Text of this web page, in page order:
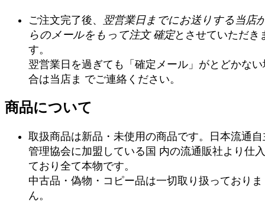
ご注文完了後、
翌営業日までにお送りする当店
らのメールをもって注文 確定とさせていただき
す。
翌営業日を過ぎても「確定メール」がとどかない
合は当店ま でご連絡ください。
商品について
取扱商品は新品・未使用の商品です。日本流通自
管理協会に加盟している国 内の流通販社より仕
ており全て本物です。
中古品・偽物・コピー品は一切取り扱っておりま
ん。